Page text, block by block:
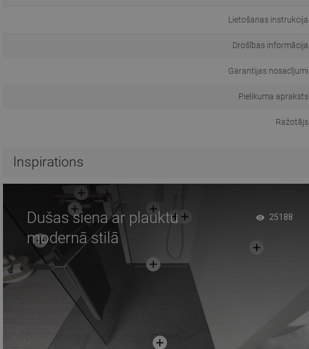
Lietošanas instrukcija
Drošības informācija
Garantijas nosacījumi
Pielikuma apraksts
Ražotājs
Inspirations
Dušas siena ar plauktu
modernā stilā
25188